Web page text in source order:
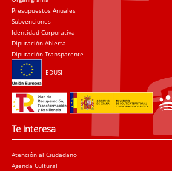
Presupuestos Anuales
Subvenciones
Identidad Corporativa
Diputación Abierta
Diputación Transparente
EDUSI
Te interesa
Atención al Ciudadano
Agenda Cultural